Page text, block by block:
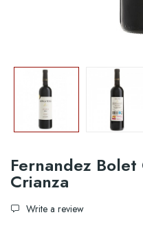
Fernandez
Crianza
Write a review